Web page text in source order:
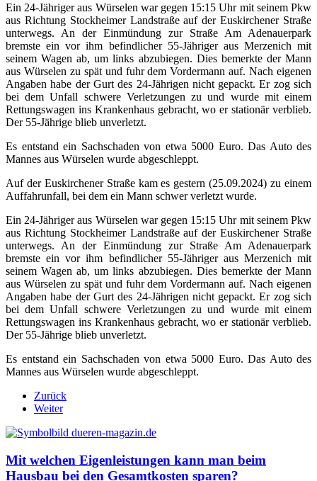
Ein 24-Jähriger aus Würselen war gegen 15:15 Uhr mit seinem Pkw
aus Richtung Stockheimer Landstraße auf der Euskirchener Straße
unterwegs. An der Einmündung zur Straße Am Adenauerpark
bremste ein vor ihm befindlicher 55-Jähriger aus Merzenich mit
seinem Wagen ab, um links abzubiegen. Dies bemerkte der Mann
aus Würselen zu spät und fuhr dem Vordermann auf. Nach eigenen
Angaben habe der Gurt des 24-Jährigen nicht gepackt. Er zog sich
bei dem Unfall schwere Verletzungen zu und wurde mit einem
Rettungswagen ins Krankenhaus gebracht, wo er stationär verblieb.
Der 55-Jährige blieb unverletzt.
Es entstand ein Sachschaden von etwa 5000 Euro. Das Auto des
Mannes aus Würselen wurde abgeschleppt.
Auf der Euskirchener Straße kam es gestern (25.09.2024) zu einem
Auffahrunfall, bei dem ein Mann schwer verletzt wurde.
Ein 24-Jähriger aus Würselen war gegen 15:15 Uhr mit seinem Pkw
aus Richtung Stockheimer Landstraße auf der Euskirchener Straße
unterwegs. An der Einmündung zur Straße Am Adenauerpark
bremste ein vor ihm befindlicher 55-Jähriger aus Merzenich mit
seinem Wagen ab, um links abzubiegen. Dies bemerkte der Mann
aus Würselen zu spät und fuhr dem Vordermann auf. Nach eigenen
Angaben habe der Gurt des 24-Jährigen nicht gepackt. Er zog sich
bei dem Unfall schwere Verletzungen zu und wurde mit einem
Rettungswagen ins Krankenhaus gebracht, wo er stationär verblieb.
Der 55-Jährige blieb unverletzt.
Es entstand ein Sachschaden von etwa 5000 Euro. Das Auto des
Mannes aus Würselen wurde abgeschleppt.
Zurück
Weiter
Mit welchen Eigenleistungen kann man beim
Hausbau bei den Gesamtkosten sparen?